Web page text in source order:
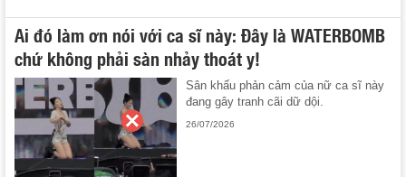
Ai đó làm ơn nói với ca sĩ này: Đây là WATERBOMB
chứ không phải sàn nhảy thoát y!
Sân khấu phản cảm của nữ ca sĩ này
đang gây tranh cãi dữ dội.
26/07/2026